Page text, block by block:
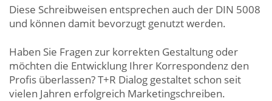
Diese Schreibweisen entsprechen auch der DIN 5008
und können damit bevorzugt genutzt werden.
Haben Sie Fragen zur korrekten Gestaltung oder
möchten die Entwicklung Ihrer Korrespondenz den
Profis überlassen? T+R Dialog gestaltet schon seit
vielen Jahren erfolgreich Marketingschreiben.